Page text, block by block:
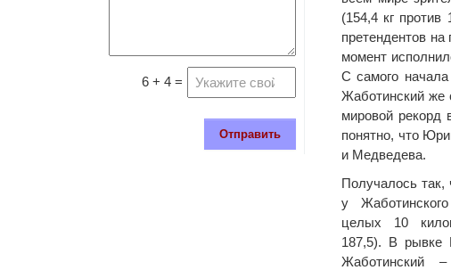
(154,4 кг
претендентов
момент
С самого
Жаботинский же
мировой рекорд
понятно, что
и Медведева.
Получалось
у
целых 10
187,5). В рывке
Жаботинский
6 + 4 =
Отправить